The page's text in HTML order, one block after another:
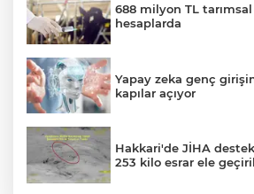
688 milyon TL
hesaplarda
Yapay zeka genç
kapılar açıyor
Hakkari'de JİHA
253 kilo esrar ele